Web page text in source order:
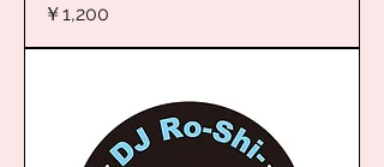
価格
￥1,200